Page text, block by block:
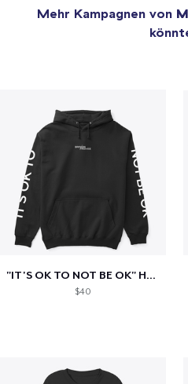
Mehr Kampagnen von
"IT'S OK TO NOT BE OK" Hoodie (BP LOGO)
$40